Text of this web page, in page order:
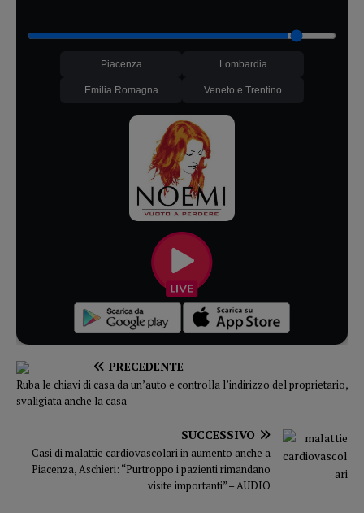
Piacenza Lombardia
Emilia Romagna Veneto e Trentino
PRECEDENTE
Ruba le chiavi di casa da un’auto e controlla l’indirizzo del proprietario,
svaligiata anche la casa
SUCCESSIVO
Casi di malattie cardiovascolari in aumento anche a
Piacenza, Aschieri: “Purtroppo i pazienti rimandano
visite importanti” – AUDIO